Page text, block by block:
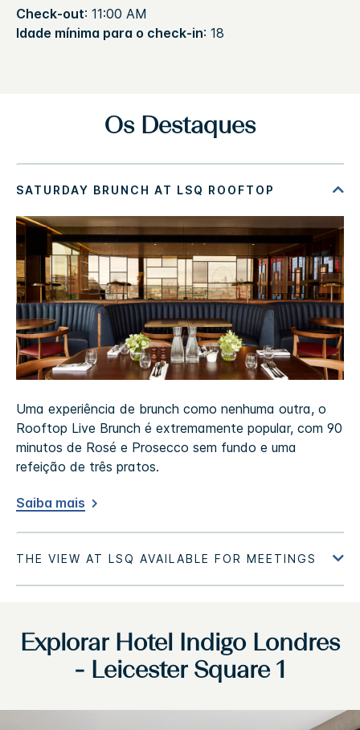
Check-out: 11:00 AM
Idade mínima para o check-in: 18
Os Destaques
Uma experiência de brunch como nenhuma outra, o
Rooftop Live Brunch é extremamente popular, com 90
minutos de Rosé e Prosecco sem fundo e uma
refeição de três pratos.
Saiba mais
Explorar Hotel Indigo Londres
- Leicester Square 1